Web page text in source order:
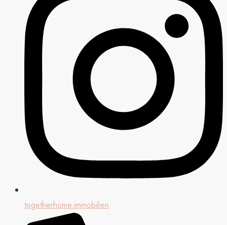
togetherhome.immobilien